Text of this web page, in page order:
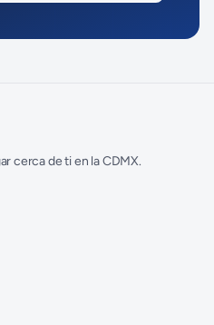
cerca de ti en la CDMX.